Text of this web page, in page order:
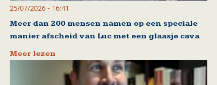
25/07/2026 - 16:41
Meer dan 200 mensen namen op een speciale
manier afscheid van Luc met een glaasje cava
Meer lezen